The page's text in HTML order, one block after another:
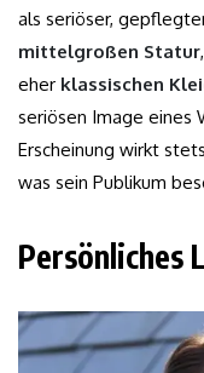
als seriöser,
mittelgroßen Statur
eher klassischen
seriösen Image eines
Erscheinung wirkt stets
was sein Publikum
Persönliches